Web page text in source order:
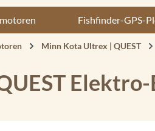
Fishfinder-GPS-
Minn Kota Ultrex | QUEST